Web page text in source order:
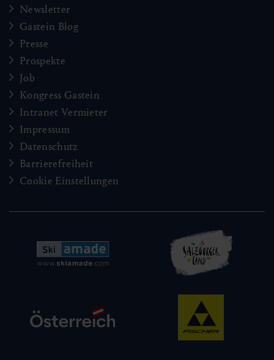
Newsletter
Gastein Blog
Presse
Prospekte
Job
Kongress Gastein
Intranet Vermieter
Impressum
Datenschutz
Barrierefreiheit
Cookie Einstellungen